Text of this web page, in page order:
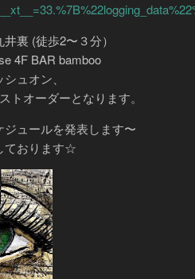
裏 (徒歩2〜３分）
4F BAR bamboo
ュオン、
トオーダーとなります。
ュールを発表します〜
ております☆